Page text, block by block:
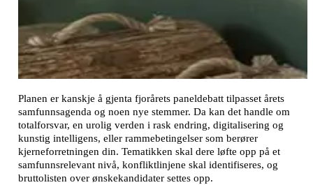
Planen er kanskje å gjenta fjorårets paneldebatt tilpasset årets
samfunnsagenda og noen nye stemmer. Da kan det handle om
totalforsvar, en urolig verden i rask endring, digitalisering og
kunstig intelligens, eller rammebetingelser som berører
kjerneforretningen din. Tematikken skal dere løfte opp på et
samfunnsrelevant nivå, konfliktlinjene skal identifiseres, og
bruttolisten over ønskekandidater settes opp.